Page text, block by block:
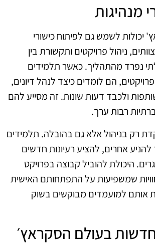
מנהיגות
יכולות לשמש גם לפיתוח כישורי
ניהול פרויקטים ותקשורת בין
נפרד מהתהליך. כאשר תלמידים
הם לומדים כיצד לנהל דיונים,
ולכבד דעות שונות. זה מסייע להם
רבות ערך.
רק בניהול אלא גם בהובלה. תלמידים
להניע אחרים, להציע רעיונות חדשים
היכולת להוביל קבוצה בפרויקט
שמשפיעות על התפתחותם האישית
אותם למועמדים מבוקשים בשוק
חדשות בעולם הסקראץ׳